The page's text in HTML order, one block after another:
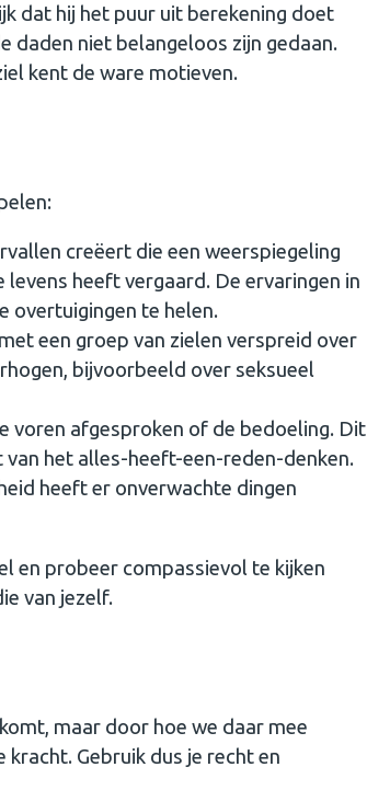
dat hij het puur uit berekening doet
niet belangeloos zijn gedaan.
kent de ware motieven.
creëert die een weerspiegeling
heeft vergaard. De ervaringen in
overtuigingen te helen.
een groep van zielen verspreid over
bijvoorbeeld over seksueel
voren afgesproken of de bedoeling. Dit
van het alles-heeft-een-reden-denken.
heeft er onverwachte dingen
en probeer compassievol te kijken
van jezelf.
maar door hoe we daar mee
Gebruik dus je recht en